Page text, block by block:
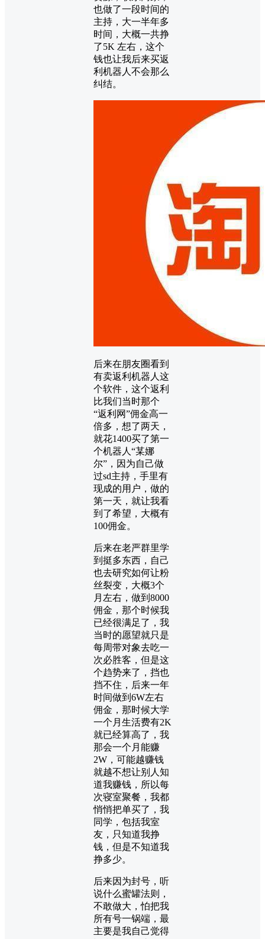
也做了一段时间的
主持，大一半年多
时间，大概一共挣
了5K 左右，这个
钱也让我后来买返
利机器人不会那么
纠结。
后来在朋友圈看到
有卖返利机器人这
个软件，这个返利
比我们当时那个
“返利网”佣金高一
倍多，想了两天，
就花1400买了第一
个机器人“某娜
尔”，因为自己做
过sd主持，手里有
现成的用户，做的
第一天，就让我看
到了希望，大概有
100佣金。
后来在老严群里学
到挺多东西，自己
也去研究如何让粉
丝裂变，大概3个
月左右，做到8000
佣金，那个时候我
已经很满足了，我
当时的愿望就只是
每周带对象去吃一
次必胜客，但是这
个趋势来了，挡也
挡不住，后来一年
时间做到6W左右
佣金，那时候大学
一个月生活费有2K
就已经算高了，我
那会一个月能赚
2W，可能越赚钱
就越不想让别人知
道我赚钱，所以每
次寝室聚餐，我都
悄悄把单买了，我
同学，包括我室
友，只知道我挣
钱，但是不知道我
挣多少。
后来因为封号，听
说什么蜜罐法则，
不敢做大，怕把我
所有号一锅端，最
主要是我自己觉得